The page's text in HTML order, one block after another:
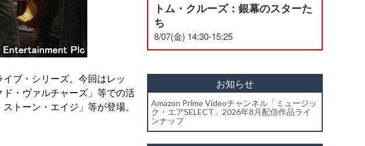
ブ・シリーズ。今回はレッ
・ヴァルチャーズ」等での活
トーン・エイジ」等が登場。
トム・クルーズ：銀幕のスターた
ち
8/07(金) 14:30-15:25
お知らせ
Amazon Prime Videoチャンネル「ミュージッ
ク・エアSELECT」2026年8月配信作品ライ
ンナップ